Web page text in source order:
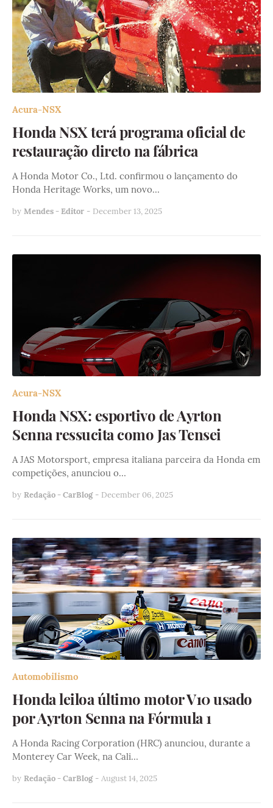
Acura-NSX
Honda NSX terá programa oficial de
restauração direto na fábrica
A Honda Motor Co., Ltd. confirmou o lançamento do
Honda Heritage Works, um novo…
by Mendes - Editor - December 13, 2025
Acura-NSX
Honda NSX: esportivo de Ayrton
Senna ressucita como Jas Tensei
A JAS Motorsport, empresa italiana parceira da Honda em
competições, anunciou o…
by Redação - CarBlog - December 06, 2025
Automobilismo
Honda leiloa último motor V10 usado
por Ayrton Senna na Fórmula 1
A Honda Racing Corporation (HRC) anunciou, durante a
Monterey Car Week, na Cali…
by Redação - CarBlog - August 14, 2025